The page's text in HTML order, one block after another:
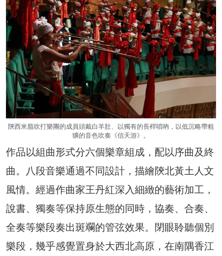
陝西米脂吹打樂團的成員頭戴白羊肚、以獨有的長桿嗩吶，以低沉略帶粗
獷的音色吹奏《信天游》。
作品以組曲形式分六個樂章組成，配以序曲及終
曲。八段音樂通過不同設計，描繪陝北黃土人文
風情。經過作曲家王丹紅深入細緻的藝術加工，
說書、獨奏等保持原生態的同時，協奏、合奏、
全奏等樂段奏出斑斕的管弦效果。閉眼聆聽個別
樂段，幾乎感覺置身於大西北高原，在南隅香江